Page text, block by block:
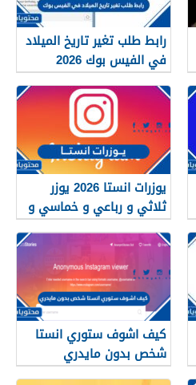
رابط طلب تغير تاريخ الميلاد
في الفيس بوك 2026
يوزرات انستا 2026 يوزر
ثلاثي و رباعي و خماسي و
سداسي فخم
كيف اشوف ستوري انستا
شخص بدون مايدري